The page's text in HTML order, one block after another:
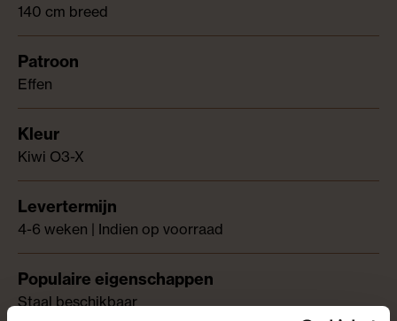
140 cm breed
Effen
Kiwi O3-X
4-6 weken | Indien op voorraad
Staal beschikbaar